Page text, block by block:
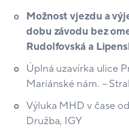
Možnost vjezdu a
dobu závodu bez
Rudolfovská a
Úplná uzavírka ulice
Mariánské nám. –
Výluka MHD v čase
Družba, IGY